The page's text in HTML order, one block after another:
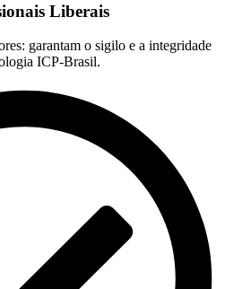
Liberais
garantam o sigilo e a integridade
ICP-Brasil.